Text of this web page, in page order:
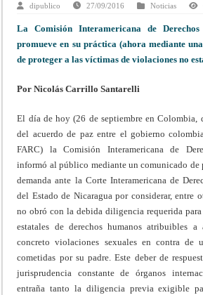
dipublico 27/09/2016 Noticias
La Comisión Interamericana de
promueve en su práctica (ahora mediante
de proteger a las víctimas de violaciones no
Por Nicolás Carrillo Santarelli
El día de hoy (26 de septiembre en
del acuerdo de paz entre el gobierno
FARC) la Comisión Interamericana de
informó al público mediante un comunicado de
demanda ante la Corte Interamericana de
del Estado de Nicaragua por considerar, entre
no obró con la debida diligencia requerida
estatales de derechos humanos atribuibles a
concreto violaciones sexuales en contra de
cometidas por su padre. Este deber de
jurisprudencia constante de órganos
entraña tanto la diligencia previa exigible